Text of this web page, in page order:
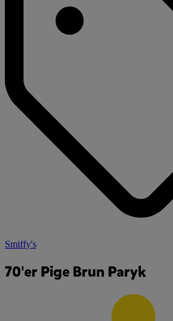
Smiffy's
70'er Pige Brun Paryk